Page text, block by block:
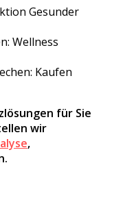
Gesunder
Wellness
Kaufen
für Sie
wir
,